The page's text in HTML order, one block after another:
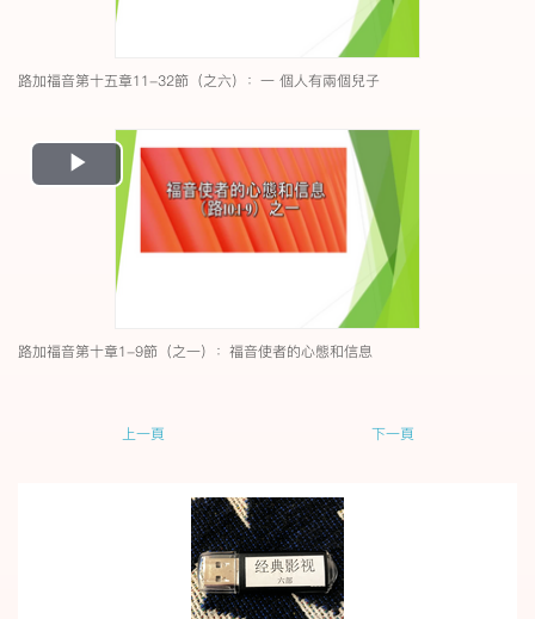
路加福音第十五章11-32節（之六）：一 個人有兩個兒子
Play
Video
路加福音第十章1-9節（之一）：福音使者的心態和信息
上一頁 下一頁